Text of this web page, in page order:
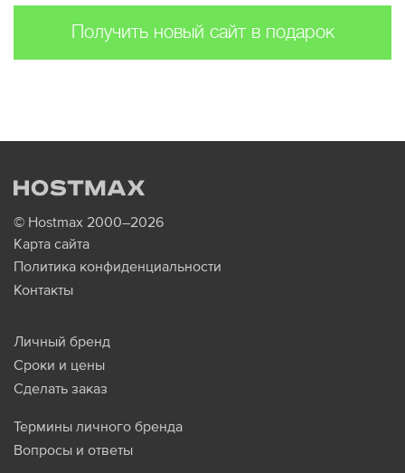
Получить новый сайт в подарок
© Hostmax 2000–2026
Карта сайта
Политика конфиденциальности
Контакты
Личный бренд
Сроки и цены
Сделать заказ
Термины личного бренда
Вопросы и ответы